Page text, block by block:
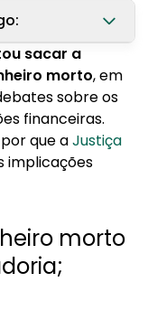
para sacar
sacar a
morto, em
sobre os
financeiras.
que aJustiça
implicações
morto